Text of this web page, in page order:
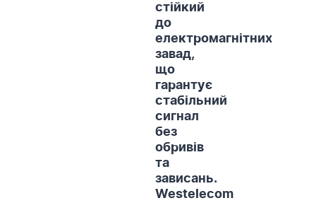
стійкий
до
електромагнітних
завад,
що
гарантує
стабільний
сигнал
без
обривів
та
зависань.
Westelecom